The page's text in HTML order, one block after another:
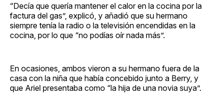
“Decía que quería mantener el calor en la cocina por la
factura del gas”, explicó, y añadió que su hermano
siempre tenía la radio o la televisión encendidas en la
cocina, por lo que “no podías oír nada más”.
En ocasiones, ambos vieron a su hermano fuera de la
casa con la niña que había concebido junto a Berry, y
que Ariel presentaba como “la hija de una novia suya”.